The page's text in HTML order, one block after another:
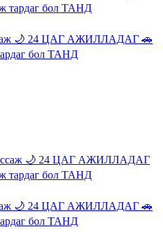
🌙 24 ЦАГ АЖИЛЛАДАГ 🚗
бол ТАНД
🌙 24 ЦАГ АЖИЛЛАДАГ 🚗
бол ТАНД